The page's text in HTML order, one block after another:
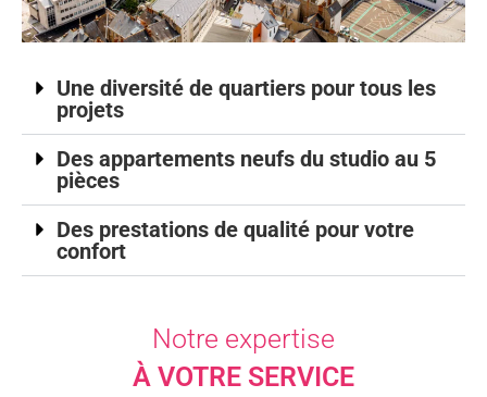
Une diversité de quartiers pour tous les
projets
Des appartements neufs du studio au 5
pièces
Des prestations de qualité pour votre
confort
Notre expertise
À VOTRE SERVICE